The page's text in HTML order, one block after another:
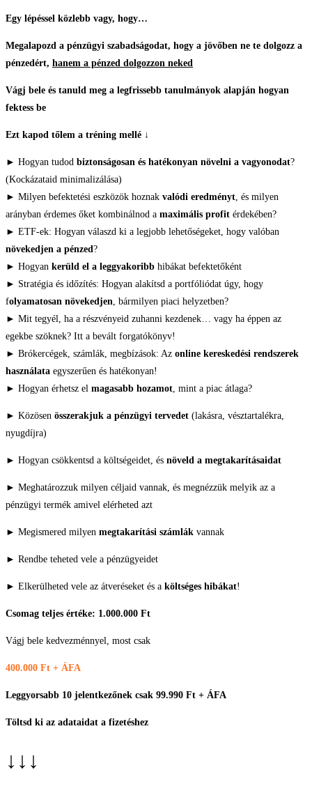
Egy lépéssel közlebb vagy, hogy…
Megalapozd a pénzügyi szabadságodat, hogy a jövőben ne te dolgozz a
pénzedért, hanem a pénzed dolgozzon neked
Vágj bele és tanuld meg a legfrissebb tanulmányok alapján hogyan
fektess be
Ezt kapod tőlem a tréning mellé ↓
► Hogyan tudod biztonságosan és hatékonyan növelni a vagyonodat?
(Kockázataid minimalizálása)
► Milyen befektetési eszközök hoznak valódi eredményt, és milyen
arányban érdemes őket kombinálnod a maximális profit érdekében?
► ETF-ek: Hogyan válaszd ki a legjobb lehetőségeket, hogy valóban
növekedjen a pénzed?
► Hogyan kerüld el a leggyakoribb hibákat befektetőként
► Stratégia és időzítés: Hogyan alakítsd a portfóliódat úgy, hogy
folyamatosan növekedjen, bármilyen piaci helyzetben?
► Mit tegyél, ha a részvényeid zuhanni kezdenek… vagy ha éppen az
egekbe szöknek? Itt a bevált forgatókönyv!
► Brókercégek, számlák, megbízások: Az online kereskedési rendszerek
használata egyszerűen és hatékonyan!
► Hogyan érhetsz el magasabb hozamot, mint a piac átlaga?
► Közösen összerakjuk a pénzügyi tervedet (lakásra, vésztartalékra,
nyugdíjra)
► Hogyan csökkentsd a költségeidet, és növeld a megtakarításaidat
► Meghatározzuk milyen céljaid vannak, és megnézzük melyik az a
pénzügyi termék amivel elérheted azt
► Megismered milyen megtakarítási számlák vannak
► Rendbe teheted vele a pénzügyeidet
► Elkerülheted vele az átveréseket és a költséges hibákat!
Csomag teljes értéke: 1.000.000 Ft
Vágj bele kedvezménnyel, most csak
400.000 Ft + ÁFA
Leggyorsabb 10 jelentkezőnek csak 99.990 Ft + ÁFA
Töltsd ki az adataidat a fizetéshez
↓ ↓ ↓